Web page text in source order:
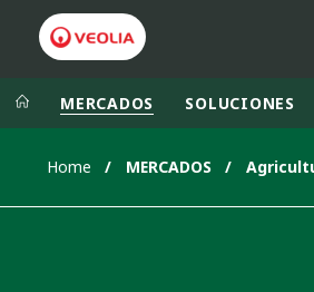
Grupo Veolia
MERCADOS SOLUCIONES
Home MERCADOS